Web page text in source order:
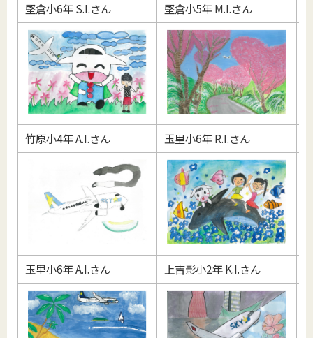
堅倉小6年 S.I.さん 堅倉小5年 M.I.さん
竹原小4年 A.I.さん 玉里小6年 R.I.さん
玉里小6年 A.I.さん 上吉影小2年 K.I.さん